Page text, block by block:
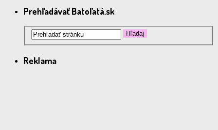
Prehľadávať Batoľatá.sk
Reklama